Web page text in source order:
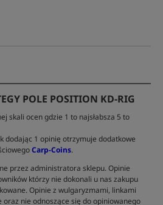
POLE POSITION KD-RIG
skali ocen gdzie 1 to najsłabsza 5 to
dodając 1 opinię otrzymuje dodatkowe
Carp-Coins.
przez administratora sklepu. Opinie
którzy nie dokonali u nas zakupu
Opinie z wulgaryzmami, linkami
oraz nie odnoszące się do opiniowanego